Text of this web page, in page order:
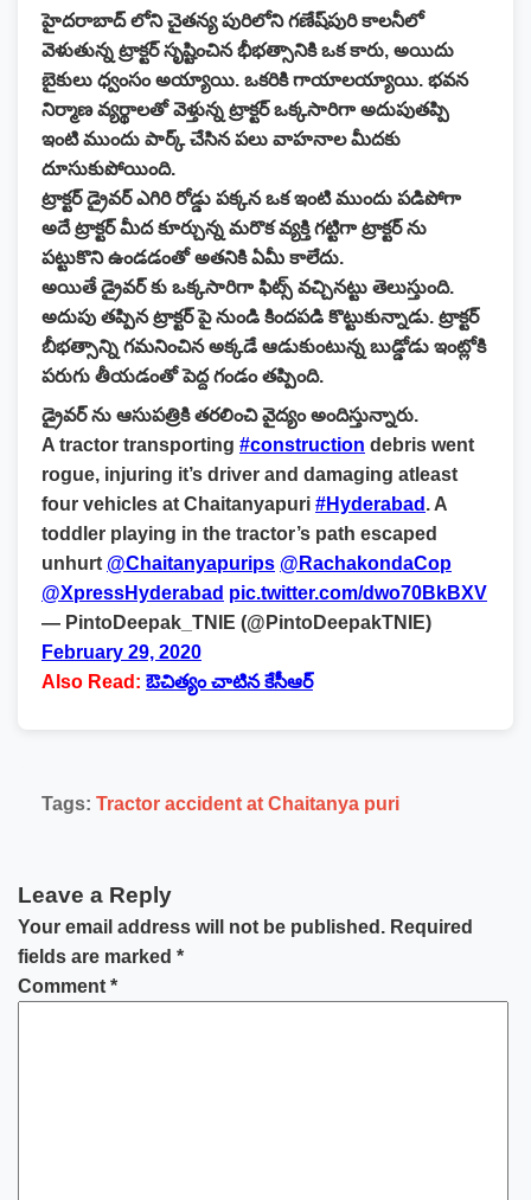
హైదరాబాద్ లోని చైతన్య పురిలోని గణేష్‌పురి కాలనీలో
వెళుతున్న ట్రాక్టర్ సృష్టించిన భీభత్సానికి ఒక కారు, అయిదు
బైకులు ధ్వంసం అయ్యాయి. ఒకరికి గాయాలయ్యాయి. భవన
నిర్మాణ వ్యర్థాలతో వెళ్తున్న ట్రాక్టర్ ఒక్కసారిగా అదుపుతప్పి
ఇంటి ముందు పార్క్ చేసిన పలు వాహనాల మీదకు
దూసుకుపోయింది.
ట్రాక్టర్ డ్రైవర్ ఎగిరి రోడ్డు పక్కన ఒక ఇంటి ముందు పడిపోగా
అదే ట్రాక్టర్ మీద కూర్చున్న మరొక వ్యక్తి గట్టిగా ట్రాక్టర్ ను
పట్టుకొని ఉండడంతో అతనికి ఏమీ కాలేదు.
అయితే డ్రైవర్ కు ఒక్కసారిగా ఫిట్స్ వచ్చినట్టు తెలుస్తుంది.
అదుపు తప్పిన ట్రాక్టర్ పై నుండి కిందపడి కొట్టుకున్నాడు. ట్రాక్టర్
బీభత్సాన్ని గమనించిన అక్కడే ఆడుకుంటున్న బుడ్డోడు ఇంట్లోకి
పరుగు తీయడంతో పెద్ద గండం తప్పింది.
డ్రైవర్ ను ఆసుపత్రికి తరలించి వైద్యం అందిస్తున్నారు.
A tractor transporting #construction debris went
rogue, injuring it’s driver and damaging atleast
four vehicles at Chaitanyapuri #Hyderabad . A
toddler playing in the tractor’s path escaped
unhurt @Chaitanyapurips @RachakondaCop
@XpressHyderabad pic.twitter.com/dwo70BkBXV
— PintoDeepak_TNIE (@PintoDeepakTNIE)
February 29, 2020
Also Read: ఔచిత్యం చాటిన కేసీఆర్‌
Tags: Tractor accident at Chaitanya puri
Leave a Reply
Your email address will not be published. Required
fields are marked *
Comment *